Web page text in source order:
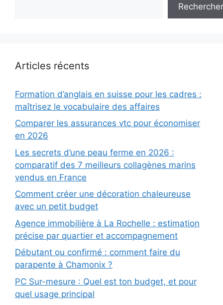
Rechercher
Articles récents
Formation d’anglais en suisse pour les cadres :
maîtrisez le vocabulaire des affaires
Comparer les assurances vtc pour économiser
en 2026
Les secrets d’une peau ferme en 2026 :
comparatif des 7 meilleurs collagènes marins
vendus en France
Comment créer une décoration chaleureuse
avec un petit budget
Agence immobilière à La Rochelle : estimation
précise par quartier et accompagnement
Débutant ou confirmé : comment faire du
parapente à Chamonix ?
PC Sur-mesure : Quel est ton budget, et pour
quel usage principal